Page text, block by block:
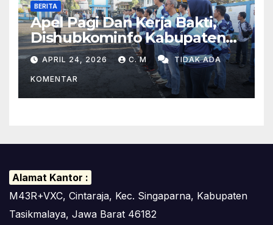
BERITA
Apel Pagi Dan Kerja Bakti,
Dishubkominfo Kabupaten
Tasikmalaya Ciptakan
Lingkungan Kerja Yang Sehat
APRIL 24, 2026 C. M TIDAK ADA
KOMENTAR
Alamat Kantor :
M43R+VXC, Cintaraja, Kec. Singaparna, Kabupaten
Tasikmalaya, Jawa Barat 46182